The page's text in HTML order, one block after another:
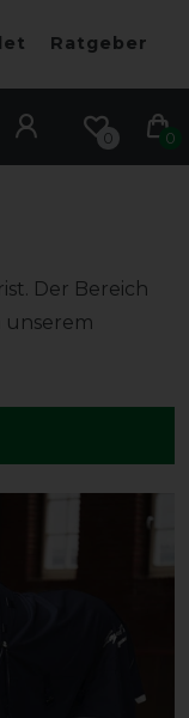
Ratgeber
0 0
Der Bereich
unserem